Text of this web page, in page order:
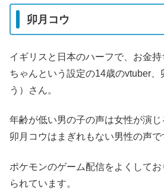
卯月コウ
イギリスと日本のハーフで、お金
ちゃんという設定の14歳のvtuber、
う）さん。
年齢が低い男の子の声は女性が演じ
卯月コウはまぎれもない男性の声で
ポケモンのゲーム配信をよくして
られています。